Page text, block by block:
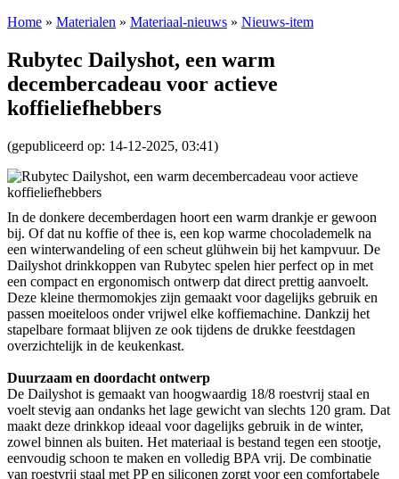
Home » Materialen » Materiaal-nieuws » Nieuws-item
Rubytec Dailyshot, een warm
decembercadeau voor actieve
koffieliefhebbers
(gepubliceerd op: 14-12-2025, 03:41)
In de donkere decemberdagen hoort een warm drankje er gewoon
bij. Of dat nu koffie of thee is, een kop warme chocolademelk na
een winterwandeling of een scheut glühwein bij het kampvuur. De
Dailyshot drinkkoppen van Rubytec spelen hier perfect op in met
een compact en ergonomisch ontwerp dat direct prettig aanvoelt.
Deze kleine thermomokjes zijn gemaakt voor dagelijks gebruik en
passen moeiteloos onder vrijwel elke koffiemachine. Dankzij het
stapelbare formaat blijven ze ook tijdens de drukke feestdagen
overzichtelijk in de keukenkast.
Duurzaam en doordacht ontwerp
De Dailyshot is gemaakt van hoogwaardig 18/8 roestvrij staal en
voelt stevig aan ondanks het lage gewicht van slechts 120 gram. Dat
maakt deze drinkkop ideaal voor dagelijks gebruik in de winter,
zowel binnen als buiten. Het materiaal is bestand tegen een stootje,
eenvoudig schoon te maken en volledig BPA vrij. De combinatie
van roestvrij staal met PP en siliconen zorgt voor een comfortabele